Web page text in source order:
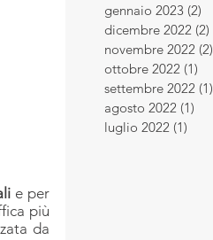
e per
più
da
gennaio 2023 (2)
dicembre 2022 (2)
novembre 2022 (2)
ottobre 2022 (1)
settembre 2022 (1)
agosto 2022 (1)
luglio 2022 (1)